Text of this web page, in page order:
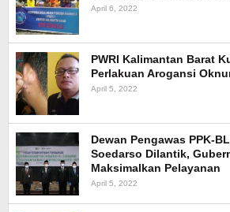
April 6, 2022
PWRI Kalimantan Barat
Perlakuan Arogansi
April 5, 2022
Dewan Pengawas PPK-
Soedarso Dilantik,
Maksimalkan Pelayanan
April 5, 2022